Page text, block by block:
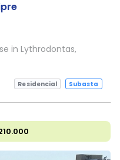
in Lythrodontas,
Residencial Subasta